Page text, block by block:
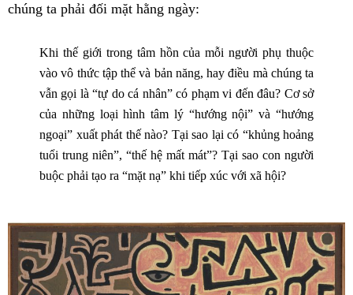
chúng ta phải đối mặt hằng ngày:
Khi thế giới trong tâm hồn của mỗi người phụ thuộc
vào vô thức tập thể và bản năng, hay điều mà chúng ta
vẫn gọi là “tự do cá nhân” có phạm vi đến đâu? Cơ sở
của những loại hình tâm lý “hướng nội” và “hướng
ngoại” xuất phát thế nào? Tại sao lại có “khủng hoảng
tuổi trung niên”, “thế hệ mất mát”? Tại sao con người
buộc phải tạo ra “mặt nạ” khi tiếp xúc với xã hội?